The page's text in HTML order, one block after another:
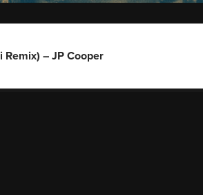
Remix) – JP Cooper